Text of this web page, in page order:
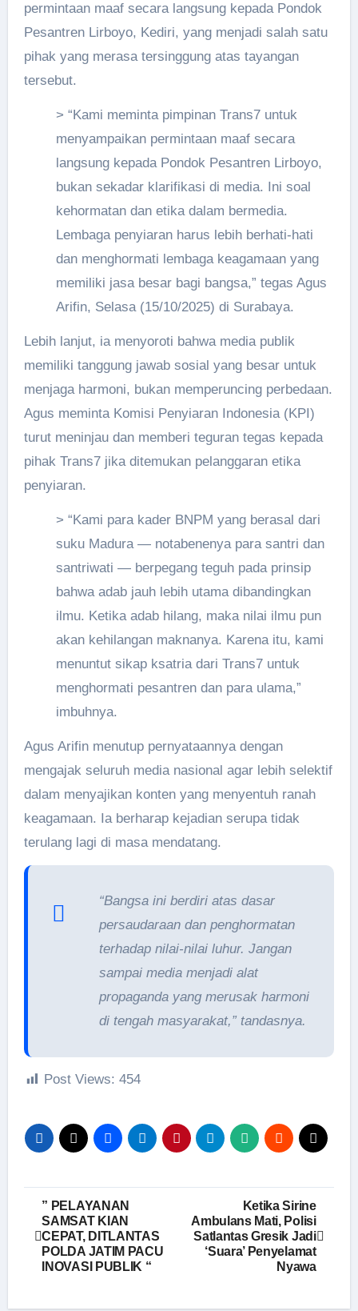
permintaan maaf secara langsung kepada Pondok
Pesantren Lirboyo, Kediri, yang menjadi salah satu
pihak yang merasa tersinggung atas tayangan
tersebut.
> “Kami meminta pimpinan Trans7 untuk
menyampaikan permintaan maaf secara
langsung kepada Pondok Pesantren Lirboyo,
bukan sekadar klarifikasi di media. Ini soal
kehormatan dan etika dalam bermedia.
Lembaga penyiaran harus lebih berhati-hati
dan menghormati lembaga keagamaan yang
memiliki jasa besar bagi bangsa,” tegas Agus
Arifin, Selasa (15/10/2025) di Surabaya.
Lebih lanjut, ia menyoroti bahwa media publik
memiliki tanggung jawab sosial yang besar untuk
menjaga harmoni, bukan memperuncing perbedaan.
Agus meminta Komisi Penyiaran Indonesia (KPI)
turut meninjau dan memberi teguran tegas kepada
pihak Trans7 jika ditemukan pelanggaran etika
penyiaran.
> “Kami para kader BNPM yang berasal dari
suku Madura — notabenenya para santri dan
santriwati — berpegang teguh pada prinsip
bahwa adab jauh lebih utama dibandingkan
ilmu. Ketika adab hilang, maka nilai ilmu pun
akan kehilangan maknanya. Karena itu, kami
menuntut sikap ksatria dari Trans7 untuk
menghormati pesantren dan para ulama,”
imbuhnya.
Agus Arifin menutup pernyataannya dengan
mengajak seluruh media nasional agar lebih selektif
dalam menyajikan konten yang menyentuh ranah
keagamaan. Ia berharap kejadian serupa tidak
terulang lagi di masa mendatang.
“Bangsa ini berdiri atas dasar
persaudaraan dan penghormatan
terhadap nilai-nilai luhur. Jangan
sampai media menjadi alat
propaganda yang merusak harmoni
di tengah masyarakat,” tandasnya.
Post Views: 454
Navigasi
pos
” PELAYANAN
SAMSAT KIAN
CEPAT, DITLANTAS
POLDA JATIM PACU
INOVASI PUBLIK “
Ketika Sirine
Ambulans Mati, Polisi
Satlantas Gresik Jadi
‘Suara’ Penyelamat
Nyawa